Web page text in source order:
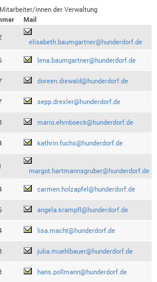
innen der Verwaltung
Mail
elisabeth.baumgartner@hunderdorf.de
lena.baumgartner@hunderdorf.de
doreen.diewald@hunderdorf.de
sepp.drexler@hunderdorf.de
mario.ehrnboeck@hunderdorf.de
kathrin.fuchs@hunderdorf.de
margot.hartmannsgruber@hunderdorf.de
carmen.holzapfel@hunderdorf.de
angela.krampfl@hunderdorf.de
lisa.macht@hunderdorf.de
julia.muehlbauer@hunderdorf.de
hans.pollmann@hunderdorf.de